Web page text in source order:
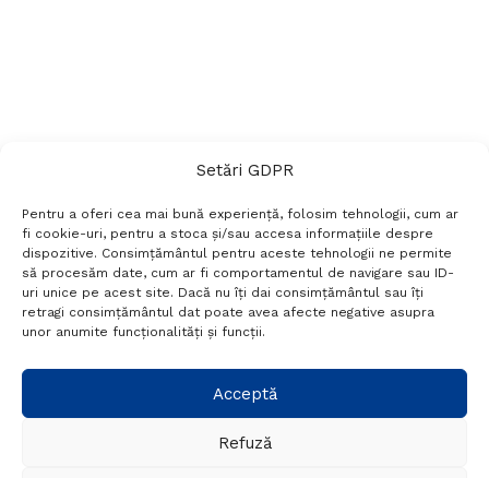
Setări GDPR
Pentru a oferi cea mai bună experiență, folosim tehnologii, cum ar
fi cookie-uri, pentru a stoca și/sau accesa informațiile despre
dispozitive. Consimțământul pentru aceste tehnologii ne permite
să procesăm date, cum ar fi comportamentul de navigare sau ID-
uri unice pe acest site. Dacă nu îți dai consimțământul sau îți
retragi consimțământul dat poate avea afecte negative asupra
unor anumite funcționalități și funcții.
Acceptă
Refuză
Termeni si conditii
Politică de confidențialitate
Politica cookies
Setări GDPR
+40 788 760 194